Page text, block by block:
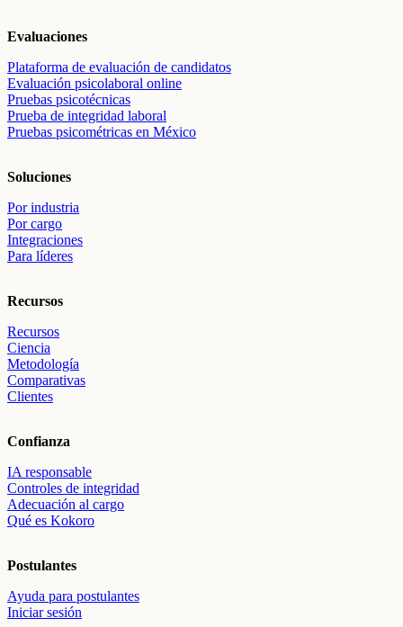
Evaluaciones
Plataforma de evaluación de candidatos
Evaluación psicolaboral online
Pruebas psicotécnicas
Prueba de integridad laboral
Pruebas psicométricas en México
Soluciones
Por industria
Por cargo
Integraciones
Para líderes
Recursos
Recursos
Ciencia
Metodología
Comparativas
Clientes
Confianza
IA responsable
Controles de integridad
Adecuación al cargo
Qué es Kokoro
Postulantes
Ayuda para postulantes
Iniciar sesión